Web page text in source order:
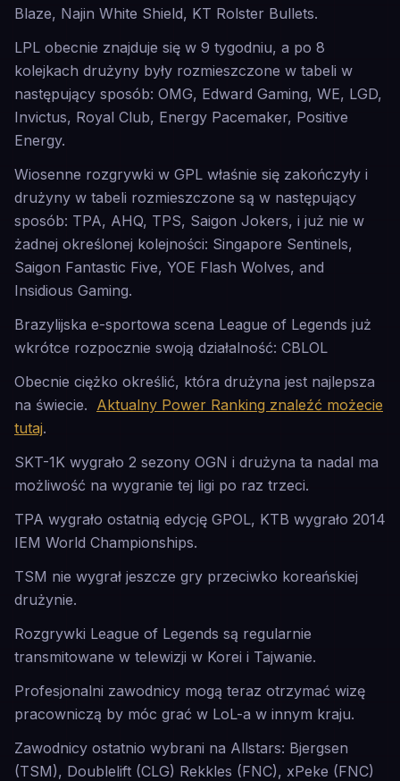
Blaze, Najin White Shield, KT Rolster Bullets.
LPL obecnie znajduje się w 9 tygodniu, a po 8
kolejkach drużyny były rozmieszczone w tabeli w
następujący sposób: OMG, Edward Gaming, WE, LGD,
Invictus, Royal Club, Energy Pacemaker, Positive
Energy.
Wiosenne rozgrywki w GPL właśnie się zakończyły i
drużyny w tabeli rozmieszczone są w następujący
sposób: TPA, AHQ, TPS, Saigon Jokers, i już nie w
żadnej określonej kolejności: Singapore Sentinels,
Saigon Fantastic Five, YOE Flash Wolves, and
Insidious Gaming.
Brazylijska e-sportowa scena League of Legends już
wkrótce rozpocznie swoją działalność: CBLOL
Obecnie ciężko określić, która drużyna jest najlepsza
na świecie. Aktualny Power Ranking znaleźć możecie
tutaj.
SKT-1K wygrało 2 sezony OGN i drużyna ta nadal ma
możliwość na wygranie tej ligi po raz trzeci.
TPA wygrało ostatnią edycję GPOL, KTB wygrało 2014
IEM World Championships.
TSM nie wygrał jeszcze gry przeciwko koreańskiej
drużynie.
Rozgrywki League of Legends są regularnie
transmitowane w telewizji w Korei i Tajwanie.
Profesjonalni zawodnicy mogą teraz otrzymać wizę
pracowniczą by móc grać w LoL-a w innym kraju.
Zawodnicy ostatnio wybrani na Allstars: Bjergsen
(TSM), Doublelift (CLG) Rekkles (FNC), xPeke (FNC)